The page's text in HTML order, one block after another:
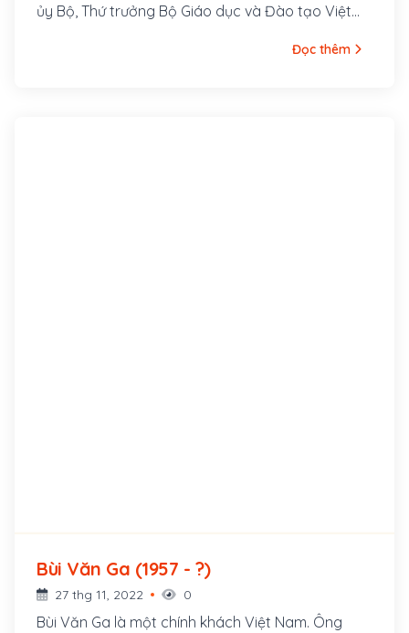
ủy Bộ, Thứ trưởng Bộ Giáo dục và Đào tạo Việt
Đọc thêm
Bùi Văn Ga (1957 - ?)
27 thg 11, 2022 0
Bùi Văn Ga là một chính khách Việt Nam. Ông